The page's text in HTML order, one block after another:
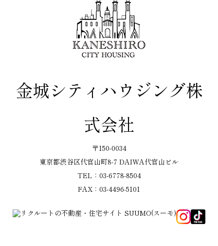
金城シティハウジング株
式会社
〒150-0034
東京都渋谷区代官山町8-7 DAIWA代官山ビル
TEL：03-6778-8504
FAX：03-4496-5101